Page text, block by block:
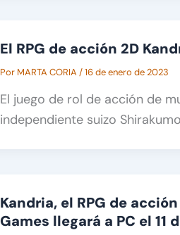
El RPG de acción 2D
Por MARTA CORIA /16 de enero de 2023
El juego de rol de acción de
independiente suizo
Kandria, el RPG de
Games llegará a PC el 11